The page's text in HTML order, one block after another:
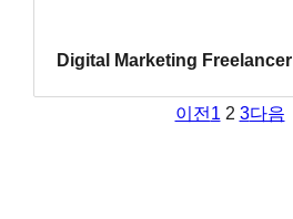
Digital Marketing Freelancer
이전 1 2 3다음